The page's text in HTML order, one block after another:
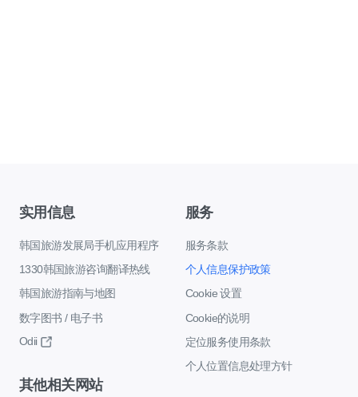
实用信息
韩国旅游发展局手机应用程序
1330韩国旅游咨询翻译热线
韩国旅游指南与地图
数字图书 / 电子书
Odii
服务
服务条款
个人信息保护政策
Cookie 设置
Cookie的说明
定位服务使用条款
个人位置信息处理方针
其他相关网站